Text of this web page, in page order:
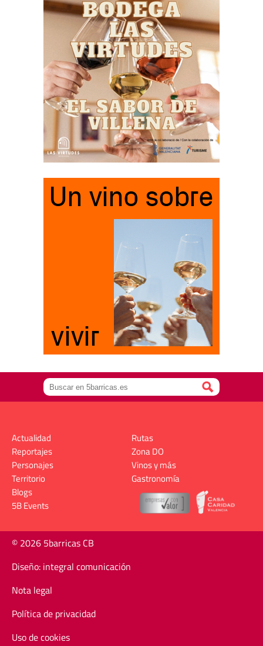
Actualidad
Reportajes
Personajes
Territorio
Rutas
Zona DO
Vinos y más
Gastronomía
Blogs
5B Events
© 2026 5barricas CB
Diseño: integral comunicación
Nota legal
Política de privacidad
Uso de cookies